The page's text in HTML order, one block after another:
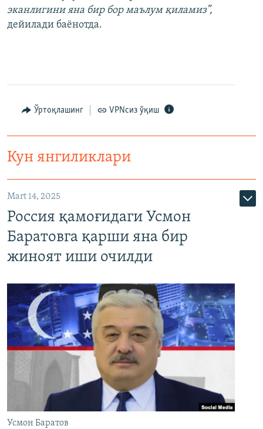
эканлигини яна бир бор маълум қиламиз”,
дейилади баёнотда.
Ўртоқлашинг VPNсиз ўқиш
Кун янгиликлари
Mart 14, 2025
Россия қамоғидаги Усмон
Баратовга қарши яна бир
жиноят иши очилди
Усмон Баратов